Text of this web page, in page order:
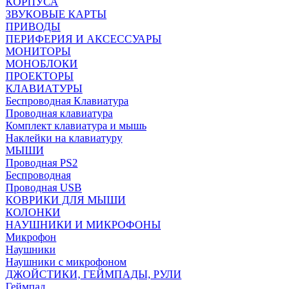
ЗВУКОВЫЕ КАРТЫ
ПРИВОДЫ
ПЕРИФЕРИЯ И АКСЕССУАРЫ
МОНИТОРЫ
МОНОБЛОКИ
ПРОЕКТОРЫ
КЛАВИАТУРЫ
Беспроводная Клавиатура
Проводная клавиатура
Комплект клавиатура и мышь
Наклейки на клавиатуру
МЫШИ
Проводная PS2
Беспроводная
Проводная USB
КОВРИКИ ДЛЯ МЫШИ
КОЛОНКИ
НАУШНИКИ И МИКРОФОНЫ
Микрофон
Наушники
Наушники с микрофоном
ДЖОЙСТИКИ, ГЕЙМПАДЫ, РУЛИ
Геймпад